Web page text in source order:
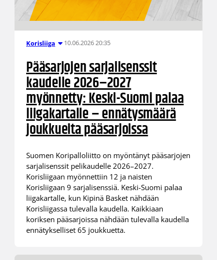
Korisliiga 10.06.2026 20:35
Pääsarjojen sarjalisenssit
kaudelle 2026–2027
myönnetty: Keski-Suomi palaa
liigakartalle – ennätysmäärä
joukkueita pääsarjoissa
Suomen Koripalloliitto on myöntänyt pääsarjojen
sarjalisenssit pelikaudelle 2026–2027.
Korisliigaan myönnettiin 12 ja naisten
Korisliigaan 9 sarjalisenssiä. Keski-Suomi palaa
liigakartalle, kun Kipinä Basket nähdään
Korisliigassa tulevalla kaudella. Kaikkiaan
koriksen pääsarjoissa nähdään tulevalla kaudella
ennätykselliset 65 joukkuetta.